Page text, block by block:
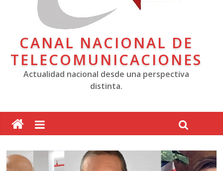
CANAL NACIONAL DE
TELECOMUNICACIONES
Actualidad nacional desde una perspectiva
distinta.